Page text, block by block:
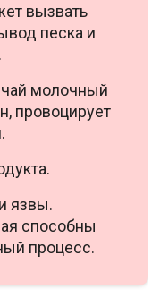
вызвать
песка и
молочный
провоцирует
язвы.
способны
процесс.